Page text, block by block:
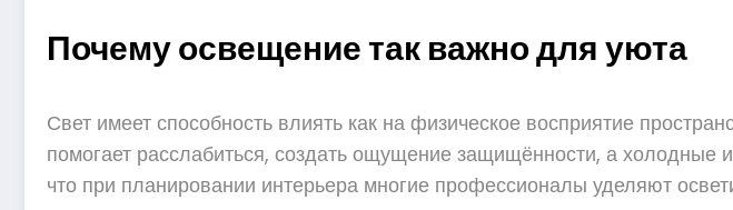
Почему освещение так важно для уюта
Свет имеет способность влиять как на физическое восприятие
помогает расслабиться, создать ощущение защищённости, а
что при планировании интерьера многие профессионалы уделяют